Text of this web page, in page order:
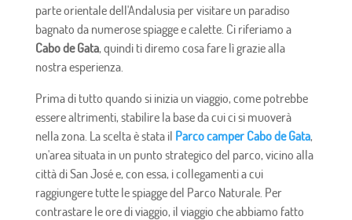
parte orientale dell'Andalusia per visitare un paradiso
bagnato da numerose spiagge e calette. Ci riferiamo a
Cabo de Gata, quindi ti diremo cosa fare lì grazie alla
nostra esperienza.
Prima di tutto quando si inizia un viaggio, come potrebbe
essere altrimenti, stabilire la base da cui ci si muoverà
nella zona. La scelta è stata il Parco camper Cabo de Gata,
un'area situata in un punto strategico del parco, vicino alla
città di San José e, con essa, i collegamenti a cui
raggiungere tutte le spiagge del Parco Naturale. Per
contrastare le ore di viaggio, il viaggio che abbiamo fatto